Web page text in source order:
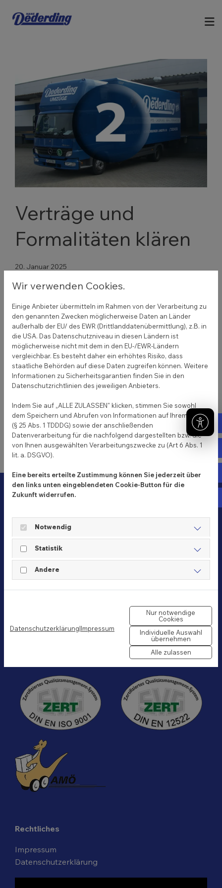
Zurück
Verträge und
Formalitäten klären
20. Januar 2025
Vergessen Sie nicht, Ihre Verträge und Unterlagen
Mietvertrag kündigen: Achten Sie auf die
Kündigungsfrist in Ihrem aktuellen
Mietvertrag.
Ummeldung: Melden Sie Ihren Wohnsitz
spätestens zwei Wochen nach dem Umzug
beim Einwohnermeldeamt um.
Versicherungen und Energieanbieter:
Informieren Sie Versicherungen und Versorger
über Ihre neue Adresse.
Ihr Umzugsunternehmen
Hans Dederding GmbH
Schulenburger Landstraße 131
30165 Hannover
kontakt@hans-dederding.de
Rechtliches
Impressum
Datenschutzerklärung
Wir verwenden Cookies.
Einige Anbieter übermitteln im Rahmen von der Verarbeitung zu
den genannten Zwecken möglicherweise Daten an Länder
außerhalb der EU/ des EWR (Drittlanddatenübermittlung), z.B. in
die USA. Das Datenschutzniveau in diesen Ländern ist
möglicherweise nicht mit dem in den EU-/EWR-Ländern
vergleichbar. Es besteht daher ein erhöhtes Risiko, dass
staatliche Behörden auf diese Daten zugreifen können. Weitere
Informationen zu Sicherheitsgarantien finden Sie in den
Datenschutzrichtlinien des jeweiligen Anbieters.
Indem Sie auf „ALLE ZULASSEN" klicken, stimmen Sie sowohl
dem Speichern und Abrufen von Informationen auf Ihrem Gerät
(§ 25 Abs. 1 TDDDG) sowie der anschließenden
Datenverarbeitung für die nachfolgend dargestellten bzw. die
von Ihnen ausgewählten Verarbeitungszwecke zu (Art 6 Abs. 1
lit. a. DSGVO).
Eine bereits erteilte Zustimmung können Sie jederzeit über
den links unten eingeblendeten Cookie-Button für die
Zukunft widerrufen.
Notwendig
Statistik
Andere
Datenschutzerklärung|Impressum
Nur notwendige
Cookies
Individuelle Auswahl
übernehmen
Alle zulassen